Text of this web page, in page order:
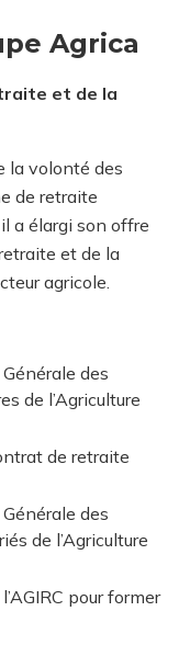
Agrica
et de la
la volonté des
de retraite
a élargi son offre
et de la
agricole.
des
de l’Agriculture
de retraite
des
de l’Agriculture
pour former